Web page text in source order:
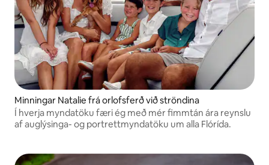
Minningar Natalie frá orlofsferð við ströndina
Í hverja myndatöku færi ég með mér fimmtán ára reynslu
af auglýsinga- og portrettmyndatöku um alla Flórída.